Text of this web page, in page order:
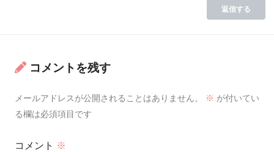
返信する
コメントを残す
メールアドレスが公開されることはありません。 ※ が付いてい
る欄は必須項目です
コメント ※